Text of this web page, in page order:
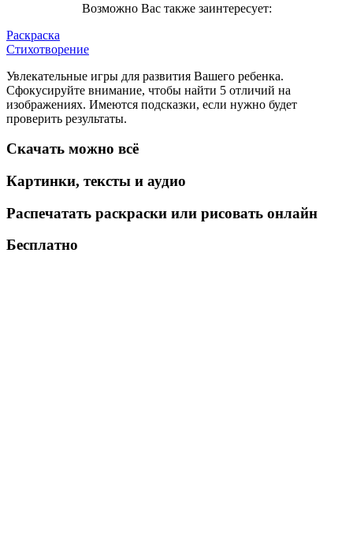
Возможно Вас также заинтересует:
Раскраска
Стихотворение
Увлекательные игры для развития Вашего ребенка.
Сфокусируйте внимание, чтобы найти 5 отличий на
изображениях. Имеются подсказки, если нужно будет
проверить результаты.
Скачать можно всё
Картинки, тексты и аудио
Распечатать раскраски или рисовать онлайн
Бесплатно